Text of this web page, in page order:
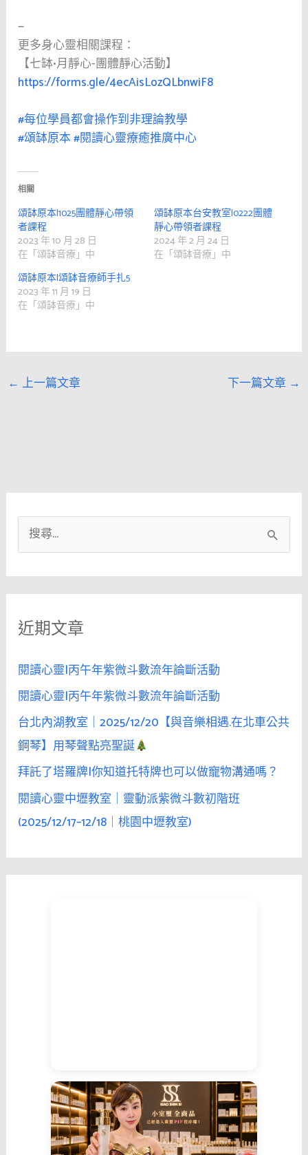
—
更多身心靈相關課程：
【七缽•月靜心-團體靜心活動】
https://forms.gle/4ecAisLozQLbnwiF8
#每位學員都會操作到非理論教學
#頌缽原本#閱讀心靈療癒推廣中心
相關
頌缽原本|1025團體靜心帶領
者課程
2023 年 10 月 28 日
在「頌缽音療」中
頌缽原本台安教室|0222團體
靜心帶領者課程
2024 年 2 月 24 日
在「頌缽音療」中
頌缽原本|頌缽音療師手扎5
2023 年 11 月 19 日
在「頌缽音療」中
← 上一篇文章 下一篇文章 →
尋
關
字
近期文章
閱讀心靈|丙午年紫微斗數流年論斷活動
閱讀心靈|丙午年紫微斗數流年論斷活動
台北內湖教室｜2025/12/20【與音樂相遇.在北車公共
鋼琴】用琴聲點亮聖誕
拜託了塔羅牌|你知道托特牌也可以做寵物溝通嗎？
閱讀心靈中壢教室｜靈動派紫微斗數初階班
(2025/12/17–12/18｜桃園中壢教室)